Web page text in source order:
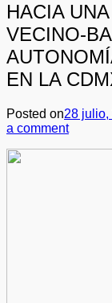
HACIA
VECINO-
EN LA
Posted on28 julio,
a comment